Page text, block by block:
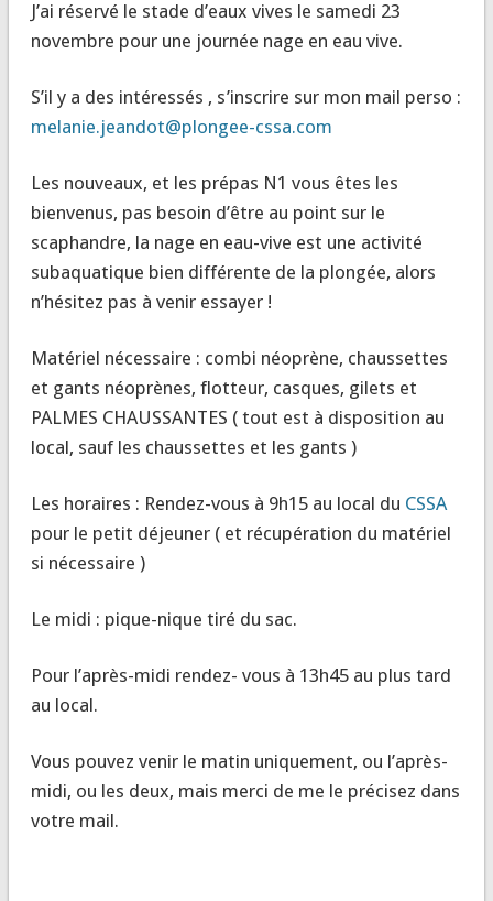
J’ai réservé le stade d’eaux vives le samedi 23
novembre pour une journée nage en eau vive.
S’il y a des intéressés , s’inscrire sur mon mail perso :
melanie.jeandot@plongee-cssa.com
Les nouveaux, et les prépas N1 vous êtes les
bienvenus, pas besoin d’être au point sur le
scaphandre, la nage en eau-vive est une activité
subaquatique bien différente de la plongée, alors
n’hésitez pas à venir essayer !
Matériel nécessaire : combi néoprène, chaussettes
et gants néoprènes, flotteur, casques, gilets et
PALMES CHAUSSANTES ( tout est à disposition au
local, sauf les chaussettes et les gants )
Les horaires : Rendez-vous à 9h15 au local du CSSA
pour le petit déjeuner ( et récupération du matériel
si nécessaire )
Le midi : pique-nique tiré du sac.
Pour l’après-midi rendez- vous à 13h45 au plus tard
au local.
Vous pouvez venir le matin uniquement, ou l’après-
midi, ou les deux, mais merci de me le précisez dans
votre mail.